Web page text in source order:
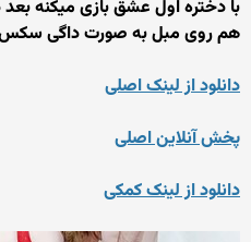
با دختره اول عشق بازی میکنه
هم روی مبل به صورت داگی
دانلود از لینک اصلی
پخش آنلاین اصلی
دانلود از لینک کمکی